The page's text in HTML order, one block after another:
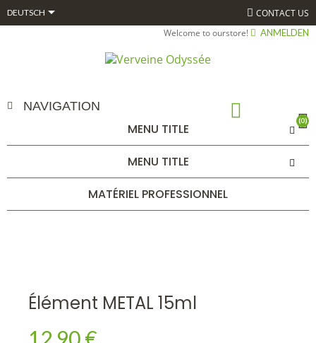
DEUTSCH
CONTACT US
Welcome to ourstore!
ANMELDEN
(0)
NAVIGATION
MENU TITLE
MENU TITLE
MATÉRIEL PROFESSIONNEL
ÉLÉMENT METAL 15ML
ACUGEM
BOURGEONS COMPLEXES 15
ML BIO* ACUGEM
ÉLÉMENT METAL 15ML
Élément METAL 15ml